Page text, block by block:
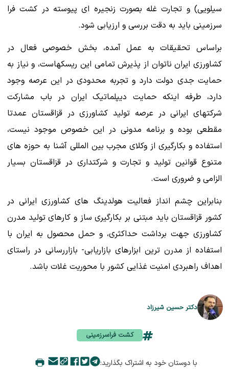
سیلویی) و تجارت غله بصورت زنجیره ای پیوسته در کشت فرا
سرزمینی باید به دقت بررسی و ارزیابی شود.
براساس تحقیقات به عمل آمده، بخش خصوصی فعال در
کشاورزی ایران ناتوان از پذیرش تمامی این ریسکهاست، و نیاز به
حمایت جدی دولت دارد و تجربه محدودی در این عرصه وجود
دارد، طرفه اینکه حمایت دیپلماتیک ایران در باب مشارکت
شرکتهای ایرانی در عرصه تولید کشاورزی در قزاقستان عمدتا
مقطعی بوده و برنامه مدونی در این خصوص موجود نیست،
استفاده و بکارگیری از وکلای مجرب بین المللی آشنا به حوزه های
متنوع قوانین تولید و تجارت و شرکتداری در قزاقستان بسیار
الزامی و ضروری است.
بنابراین چشم انداز فعالیت هولدینگ های کشاورزی ایرانی در
کشور قزاقستان باید مبتنی بر بکارگیری ساز و کارهای تولید مدرن
کشاورزی جهت برداشت حداکثری، و حمل محصول به ایران با
استفاده از مدرن ترین ابزارهای بازاریابی- بازاررسانی در راستای
اهداف راهبردی امنیت غذایی کشور با محوریت غلات باشد.
دکتر حسین شیرزاد
کشت فراسرزمینی
با دوستان خود به اشتراک بگذارید: